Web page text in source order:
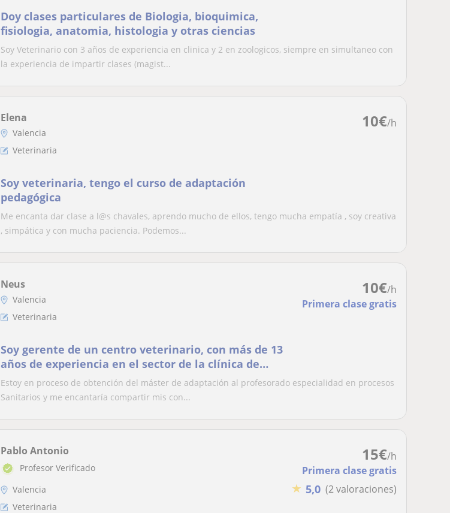
Doy clases particulares de Biologia, bioquimica,
fisiologia, anatomia, histologia y otras ciencias
Soy Veterinario con 3 años de experiencia en clinica y 2 en zoologicos, siempre en simultaneo con
la experiencia de impartir clases (magist...
10€/h
Elena
Valencia
Veterinaria
Soy veterinaria, tengo el curso de adaptación
pedagógica
Me encanta dar clase a l@s chavales, aprendo mucho de ellos, tengo mucha empatía , soy creativa
, simpática y con mucha paciencia. Podemos...
10€/h
Primera clase gratis
Neus
Valencia
Veterinaria
Soy gerente de un centro veterinario, con más de 13
años de experiencia en el sector de la clínica de
pequeños animales.
Estoy en proceso de obtención del máster de adaptación al profesorado especialidad en procesos
Sanitarios y me encantaría compartir mis con...
15€/h
Primera clase gratis
★ 5,0 (2 valoraciones)
Pablo Antonio
Profesor Verificado
Valencia
Veterinaria